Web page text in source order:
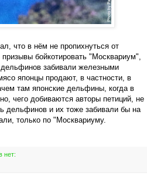
что в нём не пропихнуться от
бойкотировать "Москвариум",
забивали железными
японцы продают, в частности, в
там японские дельфины, когда в
чего добиваются авторы петиций, не
дельфинов и их тоже забивали бы на
только по "Москвариуму.
нет: